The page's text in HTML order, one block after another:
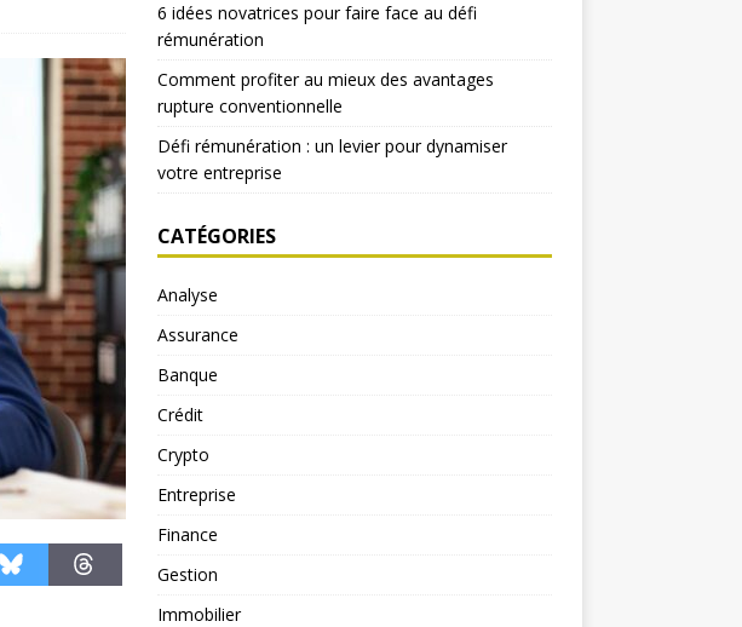
6 idées novatrices pour faire face au défi
rémunération
Comment profiter au mieux des avantages
rupture conventionnelle
Défi rémunération : un levier pour dynamiser
votre entreprise
CATÉGORIES
Analyse
Assurance
Banque
Crédit
Crypto
Entreprise
Finance
Gestion
Immobilier